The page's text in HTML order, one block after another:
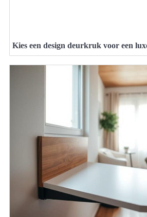
Kies een design deurkruk voor een